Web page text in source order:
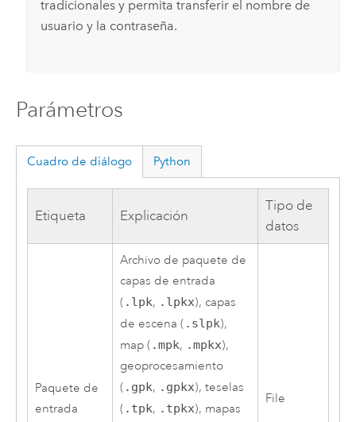
tradicionales y permita transferir el nombre de
usuario y la contraseña.
Parámetros
Cuadro de diálogo Python
Etiqueta Explicación
Tipo de
datos
Paquete de
entrada
Archivo de paquete de
capas de entrada
( .lpk, .lpkx), capas
de escena ( .slpk),
map ( .mpk, .mpkx),
geoprocesamiento
( .gpk, .gpkx), teselas
( .tpk, .tpkx), mapas
File